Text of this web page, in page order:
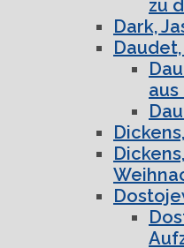
zu
Dark,